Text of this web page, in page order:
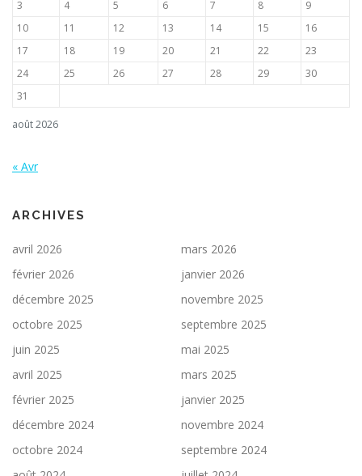
août 2026
3 4 5 6 7 8
9
10
11 12 13 14 15
16
17
18 19 20 21 22
23
24
25 26 27 28 29
30
31
« Avr
ARCHIVES
avril 2026
mars 2026
février 2026
janvier 2026
décembre 2025
novembre 2025
octobre 2025
septembre 2025
juin 2025
mai 2025
avril 2025
mars 2025
février 2025
janvier 2025
décembre 2024
novembre 2024
octobre 2024
septembre 2024